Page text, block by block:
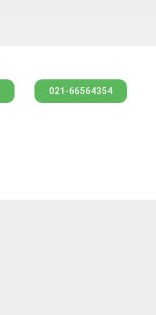
021-66564354